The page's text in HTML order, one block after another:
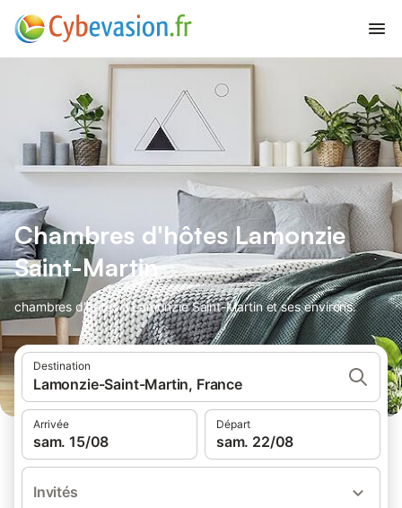
Chambres d'hôtes Lamonzie
Saint-Martin
chambres d'hôtes à Lamonzie Saint-Martin et ses environs.
Destination
Lamonzie-Saint-Martin, France
Arrivée
sam. 15/08
Départ
sam. 22/08
Invités